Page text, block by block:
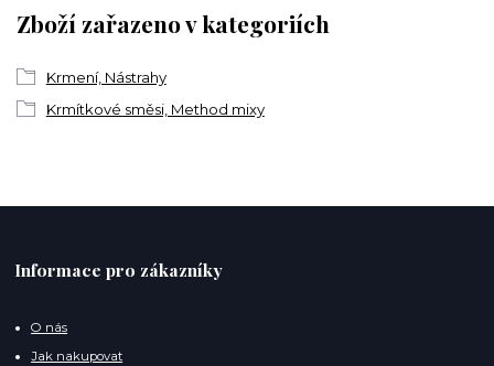
Zboží zařazeno v kategoriích
Krmení, Nástrahy
Krmítkové směsi, Method mixy
Informace pro zákazníky
O nás
Jak nakupovat